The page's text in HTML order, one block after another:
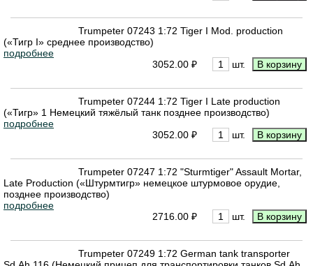
Trumpeter 07243 1:72 Tiger I Mod. production
(«Тигр I» среднее производство)
подробнее
3052.00 ₽
шт.
Trumpeter 07244 1:72 Tiger I Late production
(«Тигр» 1 Немецкий тяжёлый танк позднее производство)
подробнее
3052.00 ₽
шт.
Trumpeter 07247 1:72 "Sturmtiger" Assault Mortar,
Late Production («Штурмтигр» немецкое штурмовое орудие,
позднее производство)
подробнее
2716.00 ₽
шт.
Trumpeter 07249 1:72 German tank transporter